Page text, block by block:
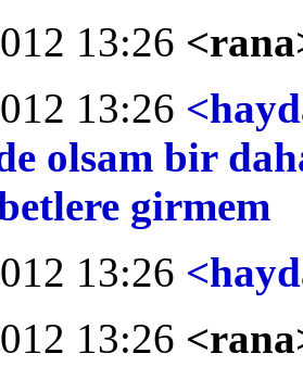
13:26
13:26
olsam bir
girmem
13:26
13:26